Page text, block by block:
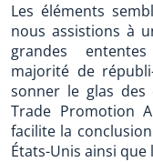
Les éléments
nous assistions à
grandes
majorité de
sonner le glas des
Trade Promotion
facilite la
États-Unis ainsi